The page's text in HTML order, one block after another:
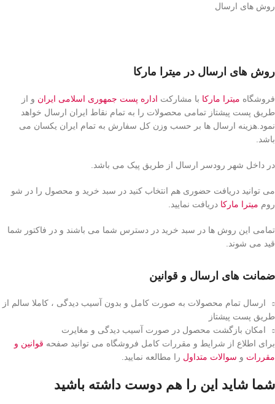
روش های ارسال
روش های ارسال در میترا مارکا
فروشگاه میترا مارکا با مشارکت اداره پست جمهوری اسلامی ایران و از
طریق پست پیشتاز تمامی محصولات را به تمام نقاط ایران ارسال خواهد
نمود.هزینه ارسال ها بر حسب وزن کل سفارش به تمام ایران یکسان می
باشد.
در داخل شهر رودسر ارسال از طریق پیک می باشد.
می توانید دریافت حضوری هم انتخاب کنید در سبد خرید و محصول را در شو
روم میترا مارکا دریافت نمایید.
تمامی این روش ها در سبد خرید در دسترس شما می باشند و در فاکتور شما
قید می شوند.
ضمانت های ارسال و قوانین
ارسال تمام محصولات به صورت کامل و بدون آسیب دیدگی ، کاملا سالم از
طریق پست پیشتاز
امکان بازگشت محصول در صورت آسیب دیدگی و مغایرت
برای اطلاع از شرایط و مقررات کامل فروشگاه می توانید صفحه قوانین و
مقررات و سوالات متداول را مطالعه نمایید.
شما شاید این را هم دوست داشته باشید